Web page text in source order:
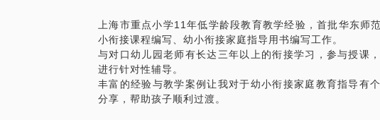
上海市重点小学11年低学龄段教育教学经验，首批华东师
小衔接课程编写、幼小衔接家庭指导用书编写工作。
与对口幼儿园老师有长达三年以上的衔接学习，参与授课
进行针对性辅导。
丰富的经验与教学案例让我对于幼小衔接家庭教育指导有
分享，帮助孩子顺利过渡。